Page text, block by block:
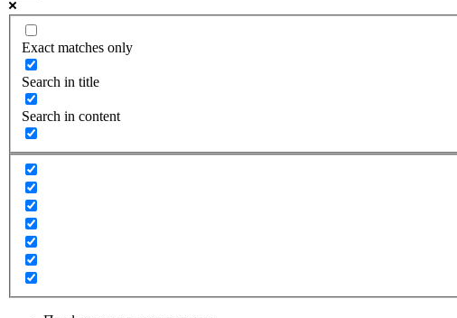
Exact matches only
Search in title
Search in content